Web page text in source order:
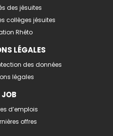
des jésuites
collèges jésuites
Rhéto
LÉGALES
des données
légales
JOB
d’emplois
offres